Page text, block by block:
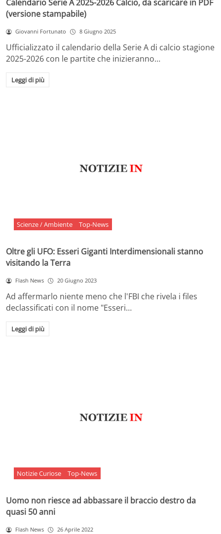
Calendario Serie A 2025-2026 Calcio, da scaricare in PDF
(versione stampabile)
Giovanni Fortunato 8 Giugno 2025
Ufficializzato il calendario della Serie A di calcio stagione
2025-2026 con le partite che inizieranno…
Leggi di più
Scienze / Ambiente Top-News
Oltre gli UFO: Esseri Giganti Interdimensionali stanno
visitando la Terra
Flash News 20 Giugno 2023
Ad affermarlo niente meno che l'FBI che rivela i files
declassificati con il nome "Esseri…
Leggi di più
Notizie Curiose Top-News
Uomo non riesce ad abbassare il braccio destro da
quasi 50 anni
Flash News 26 Aprile 2022